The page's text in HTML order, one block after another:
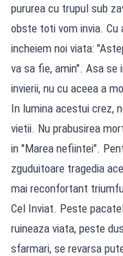
pururea cu trupul sub
obste toti vom invia.
incheiem noi viata:
va sa fie, amin". Asa se
invierii, nu cu aceea a
In lumina acestui crez,
vietii. Nu prabusirea
in "Marea nefiintei".
zguduitoare tragedia
mai reconfortant
Cel Inviat. Peste
ruineaza viata, peste
sfarmari, se revarsa